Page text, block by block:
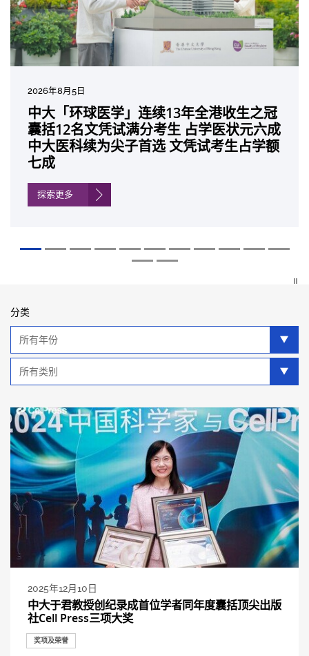
2026年8月5日
中大「环球医学」连续13年全港收生之冠
囊括12名文凭试满分考生 占学医状元六成
中大医科续为尖子首选 文凭试考生占学额
七成
探索更多
2026年7月27日
中大成立崭新 ITECH医疗科技评估平台 推
动健康经济分析及价值医疗
2026年7月10日
中大研发「AI-OCT」系统助测糖尿黄斑水
肿 假阳性转介个案锐减六成 缩短患者轮
候诊症时间
2026年7月10日
中大黄秀娟教授获颁中国工程界最高荣誉
「光华工程科技奖」 成为今届医药衞生领
域唯一香港学者
2026年7月7日
中大新设「香港中文大学凤凰奖学金」嘉
许公开试状元 鼓励学医状元走出课堂放眼
世界 装备21世纪妙手仁医
2026年6月29日
中大全新一站式PGT-Plus方案 精准辨识
传统检测中复杂基因异常「盲点」 降低人
工受孕流产及异常妊娠风险
2026年6月22日
中大发现青光眼治疗新靶点 小鼠实验证实
可恢复七成视力 有助开创崭新神经保护疗
法
2026年6月17日
中大成功拆解肝癌免疫治疗耐药性机制 揭
一种免疫细胞具「除废喂食」新功能助癌
细胞耐药性
2026年6月10日
中大与多名全球专家共同牵头跨国肺癌研
究 逾半晚期ALK阳性肺癌病人七年无恶化
因特定基因异常而引起的肺癌有望变成
「慢性病」 患者可与病共存
探索更多
2026年6月5日
中大教授陈重娥获颁「清野裕杰出领袖
奖」 成为本港首名学者荣膺亚洲糖尿病教
研最高荣誉
2026年6月2日
中大汇聚逾200位区域专家 探讨私人医疗
保险如何推动全民健康覆盖
探索更多
2026年5月19日
中大张源津医生成首位亚洲研究员 荣获国
际泌尿科权威奖项John K. Lattimer 讲座
奖
2026年5月14日
中大取得「从实验室到临床应用」研究突
破 初步证实GLP-1药物可改善严重中风康
复情况
分类
类
类
2025年12月10日
中大于君教授创纪录成首位学者同年度囊括顶尖出版
社Cell Press三项大奖
奖项及荣誉